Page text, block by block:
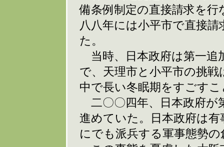
備条例制定の直接請求を
八八年には小平市で直接
た。
当時、日本政府は第一追
で、天理市と小平市の挑
中で長い冬眠期をすごす
二〇〇四年、日本政府が
進めていた。日本政府は
にでも派兵する軍事態勢